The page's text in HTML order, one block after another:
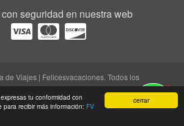
cerrar
tu conformidad con
recibir más información: FV
seguridad en nuestra web
de Viajes | Felicesvacaciones. Todos los
|quiénes somos| Aviso legal
|
|contacto
1